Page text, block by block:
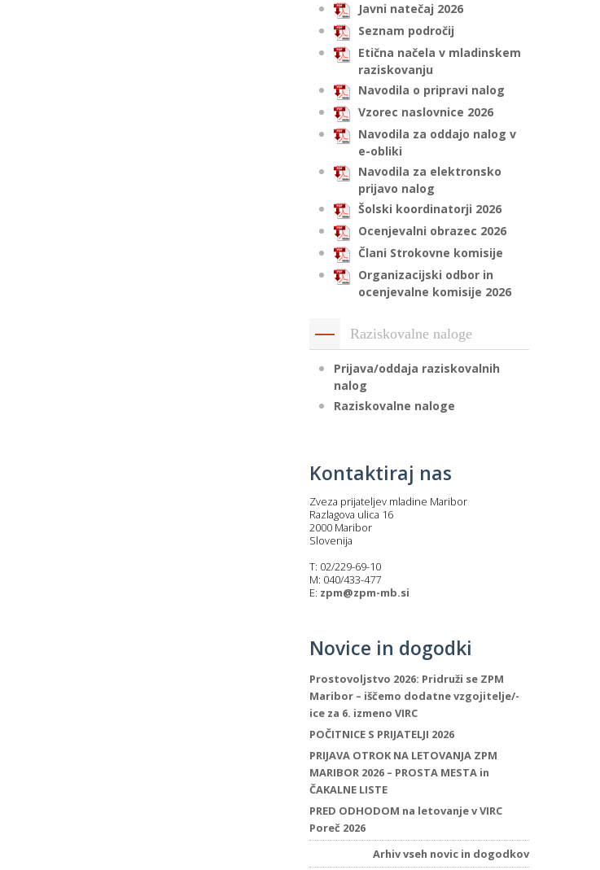
Javni natečaj 2026
Seznam področij
Etična načela v mladinskem
raziskovanju
Navodila o pripravi nalog
Vzorec naslovnice 2026
Navodila za oddajo nalog v
e-obliki
Navodila za elektronsko
prijavo nalog
Šolski koordinatorji 2026
Ocenjevalni obrazec 2026
Člani Strokovne komisije
Organizacijski odbor in
ocenjevalne komisije 2026
Raziskovalne naloge
Prijava/oddaja raziskovalnih
nalog
Raziskovalne naloge
Kontaktiraj nas
Zveza prijateljev mladine Maribor
Razlagova ulica 16
2000 Maribor
Slovenija
T: 02/229-69-10
M: 040/433-477
E: zpm@zpm-mb.si
Novice in dogodki
Prostovoljstvo 2026: Pridruži se ZPM
Maribor – iščemo dodatne vzgojitelje/-
ice za 6. izmeno VIRC
POČITNICE S PRIJATELJI 2026
PRIJAVA OTROK NA LETOVANJA ZPM
MARIBOR 2026 – PROSTA MESTA in
ČAKALNE LISTE
PRED ODHODOM na letovanje v VIRC
Poreč 2026
Arhiv vseh novic in dogodkov